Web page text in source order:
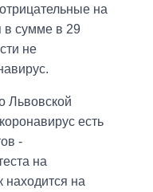
на
в сумме в 29
не
Львовской
есть
-
на
находится на